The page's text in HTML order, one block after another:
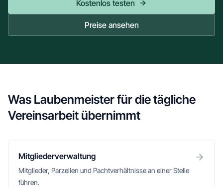
Kostenlos testen
Preise ansehen
Was Laubenmeister für die tägliche
Vereinsarbeit übernimmt
Mitgliederverwaltung
Mitglieder, Parzellen und Pachtverhältnisse an einer Stelle
führen.